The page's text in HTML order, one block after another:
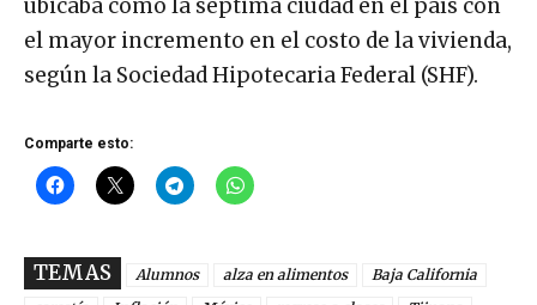
ubicaba como la séptima ciudad en el país con
el mayor incremento en el costo de la vivienda,
según la Sociedad Hipotecaria Federal (SHF).
Comparte esto:
TEMAS Alumnos alza en alimentos
Baja California